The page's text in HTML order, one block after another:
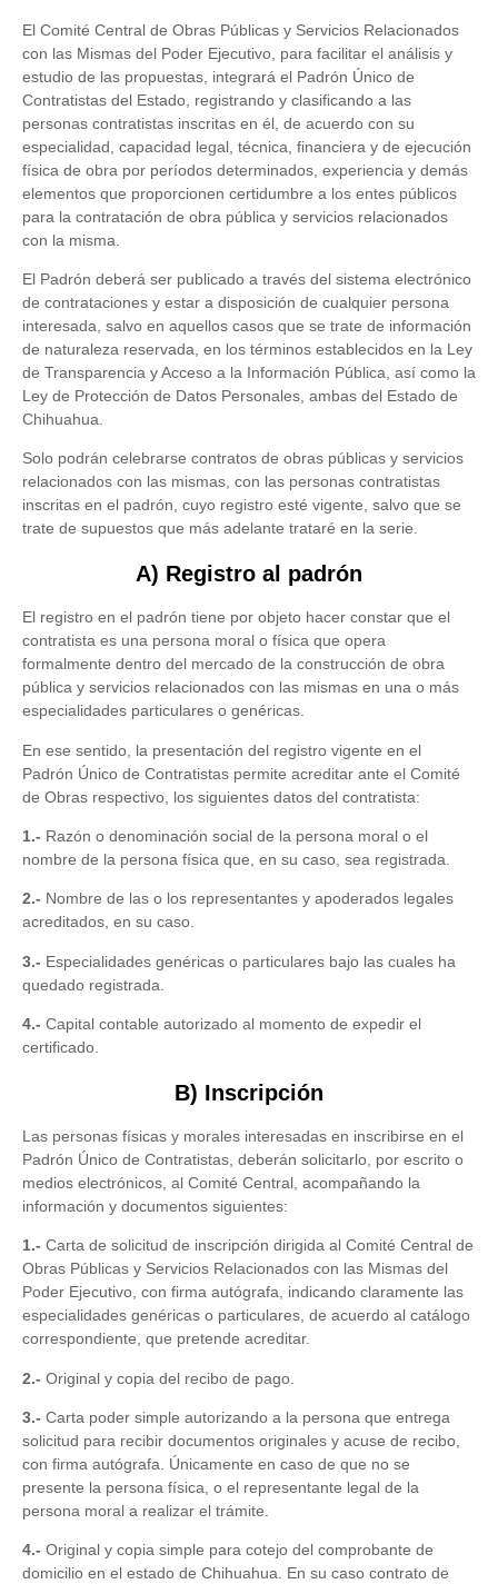
El Comité Central de Obras Públicas y Servicios Relacionados
con las Mismas del Poder Ejecutivo, para facilitar el análisis y
estudio de las propuestas, integrará el Padrón Único de
Contratistas del Estado, registrando y clasificando a las
personas contratistas inscritas en él, de acuerdo con su
especialidad, capacidad legal, técnica, financiera y de ejecución
física de obra por períodos determinados, experiencia y demás
elementos que proporcionen certidumbre a los entes públicos
para la contratación de obra pública y servicios relacionados
con la misma.
El Padrón deberá ser publicado a través del sistema electrónico
de contrataciones y estar a disposición de cualquier persona
interesada, salvo en aquellos casos que se trate de información
de naturaleza reservada, en los términos establecidos en la Ley
de Transparencia y Acceso a la Información Pública, así como la
Ley de Protección de Datos Personales, ambas del Estado de
Chihuahua.
Solo podrán celebrarse contratos de obras públicas y servicios
relacionados con las mismas, con las personas contratistas
inscritas en el padrón, cuyo registro esté vigente, salvo que se
trate de supuestos que más adelante trataré en la serie.
A) Registro al padrón
El registro en el padrón tiene por objeto hacer constar que el
contratista es una persona moral o física que opera
formalmente dentro del mercado de la construcción de obra
pública y servicios relacionados con las mismas en una o más
especialidades particulares o genéricas.
En ese sentido, la presentación del registro vigente en el
Padrón Único de Contratistas permite acreditar ante el Comité
de Obras respectivo, los siguientes datos del contratista:
1.- Razón o denominación social de la persona moral o el
nombre de la persona física que, en su caso, sea registrada.
2.- Nombre de las o los representantes y apoderados legales
acreditados, en su caso.
3.- Especialidades genéricas o particulares bajo las cuales ha
quedado registrada.
4.- Capital contable autorizado al momento de expedir el
certificado.
B) Inscripción
Las personas físicas y morales interesadas en inscribirse en el
Padrón Único de Contratistas, deberán solicitarlo, por escrito o
medios electrónicos, al Comité Central, acompañando la
información y documentos siguientes:
1.- Carta de solicitud de inscripción dirigida al Comité Central de
Obras Públicas y Servicios Relacionados con las Mismas del
Poder Ejecutivo, con firma autógrafa, indicando claramente las
especialidades genéricas o particulares, de acuerdo al catálogo
correspondiente, que pretende acreditar.
2.- Original y copia del recibo de pago.
3.- Carta poder simple autorizando a la persona que entrega
solicitud para recibir documentos originales y acuse de recibo,
con firma autógrafa. Únicamente en caso de que no se
presente la persona física, o el representante legal de la
persona moral a realizar el trámite.
4.- Original y copia simple para cotejo del comprobante de
domicilio en el estado de Chihuahua. En su caso contrato de